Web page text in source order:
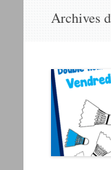
Archives